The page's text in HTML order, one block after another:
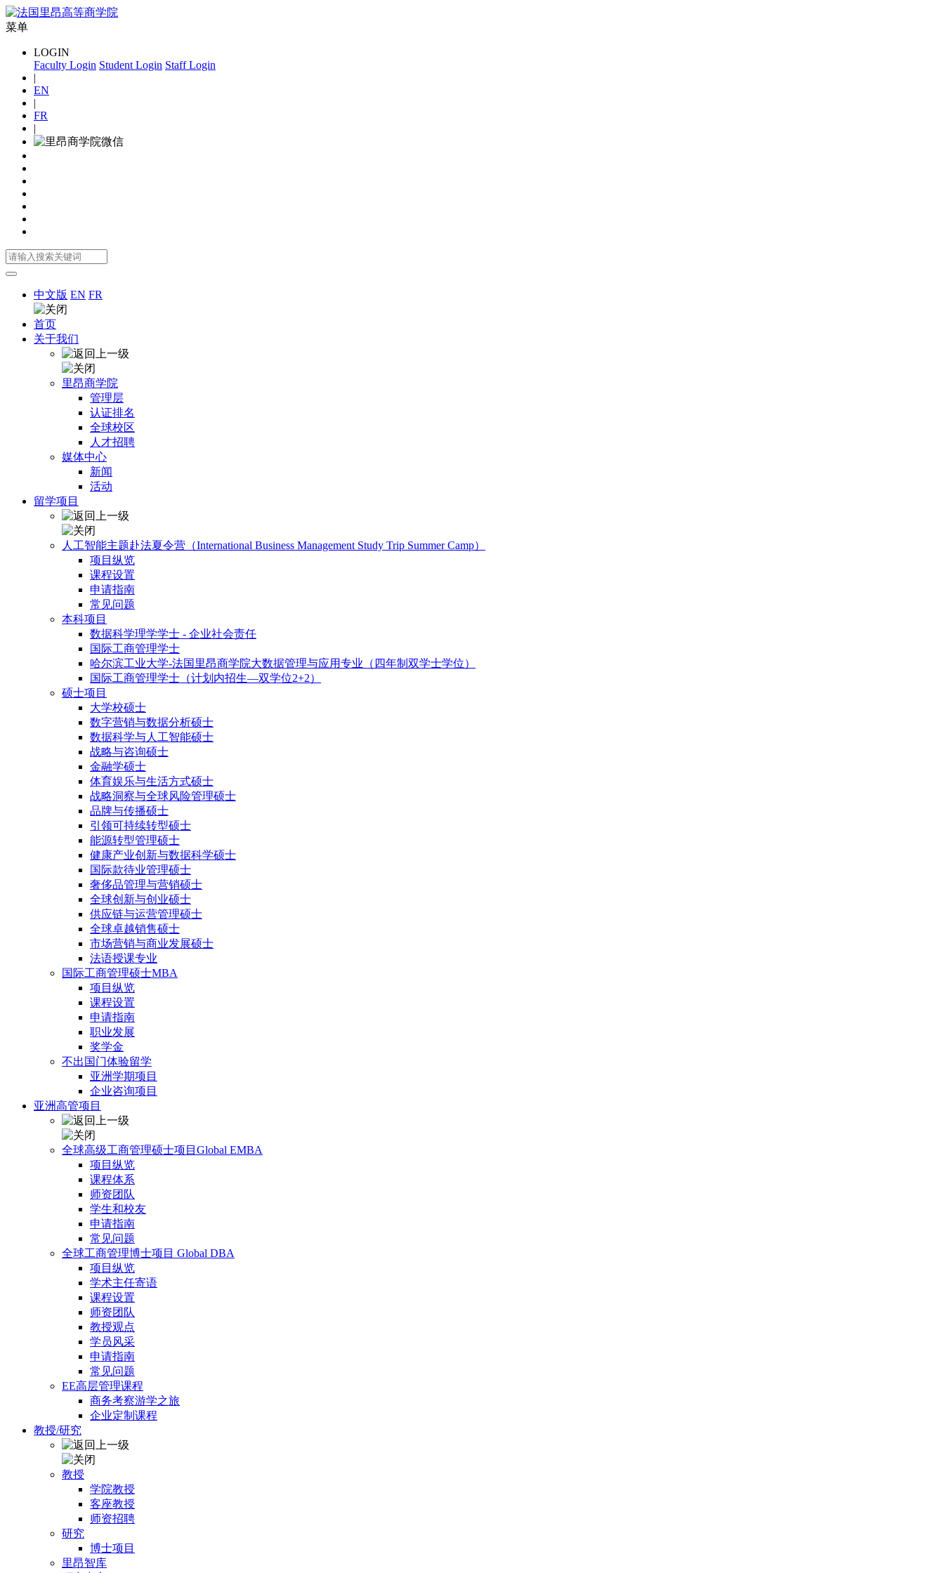
菜单
LOGIN
Faculty Login Student Login Staff Login
|
EN
|
FR
|
中文版 EN FR
首页
关于我们
里昂商学院
管理层
认证排名
全球校区
人才招聘
媒体中心
新闻
活动
留学项目
人工智能主题赴法夏令营（International Business Management Study Trip Summer Camp）
项目纵览
课程设置
申请指南
常见问题
本科项目
数据科学理学学士 - 企业社会责任
国际工商管理学士
哈尔滨工业大学-法国里昂商学院大数据管理与应用专业（四年制双学士学位）
国际工商管理学士（计划内招生—双学位2+2）
硕士项目
大学校硕士
数字营销与数据分析硕士
数据科学与人工智能硕士
战略与咨询硕士
金融学硕士
体育娱乐与生活方式硕士
战略洞察与全球风险管理硕士
品牌与传播硕士
引领可持续转型硕士
能源转型管理硕士
健康产业创新与数据科学硕士
国际款待业管理硕士
奢侈品管理与营销硕士
全球创新与创业硕士
供应链与运营管理硕士
全球卓越销售硕士
市场营销与商业发展硕士
法语授课专业
国际工商管理硕士MBA
项目纵览
课程设置
申请指南
职业发展
奖学金
不出国门体验留学
亚洲学期项目
企业咨询项目
亚洲高管项目
全球高级工商管理硕士项目Global EMBA
项目纵览
课程体系
师资团队
学生和校友
申请指南
常见问题
全球工商管理博士项目 Global DBA
项目纵览
学术主任寄语
课程设置
师资团队
教授观点
学员风采
申请指南
常见问题
EE高层管理课程
商务考察游学之旅
企业定制课程
教授/研究
教授
学院教授
客座教授
师资招聘
研究
博士项目
里昂智库